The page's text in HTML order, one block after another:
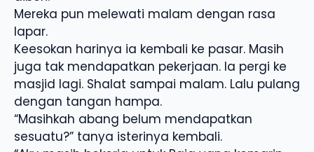
Mereka pun melewati malam dengan rasa
lapar.
Keesokan harinya ia kembali ke pasar. Masih
juga tak mendapatkan pekerjaan. Ia pergi ke
masjid lagi. Shalat sampai malam. Lalu pulang
dengan tangan hampa.
“Masihkah abang belum mendapatkan
sesuatu?” tanya isterinya kembali.